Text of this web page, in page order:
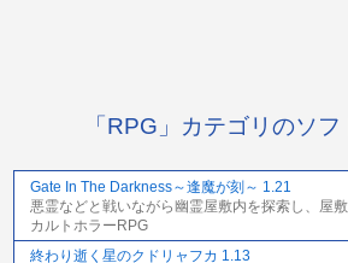
「RPG」カテゴリのソ
Gate In The Darkness～逢魔が刻～ 1.21
悪霊などと戦いながら幽霊屋敷内を探索し、屋
カルトホラーRPG
終わり逝く星のクドリャフカ 1.13